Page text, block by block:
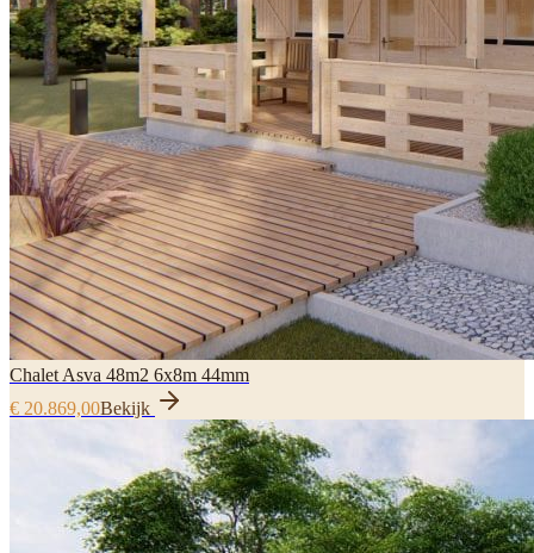
Chalet Asva 48m2 6x8m 44mm
€ 20.869,00Bekijk